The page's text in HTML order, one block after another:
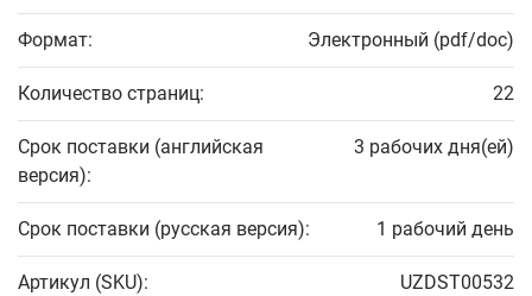
Формат: Электронный (pdf/doc)
Количество страниц: 22
Срок поставки (английская
версия):
3 рабочих дня(ей)
Срок поставки (русская версия): 1 рабочий день
Артикул (SKU): UZDST00532